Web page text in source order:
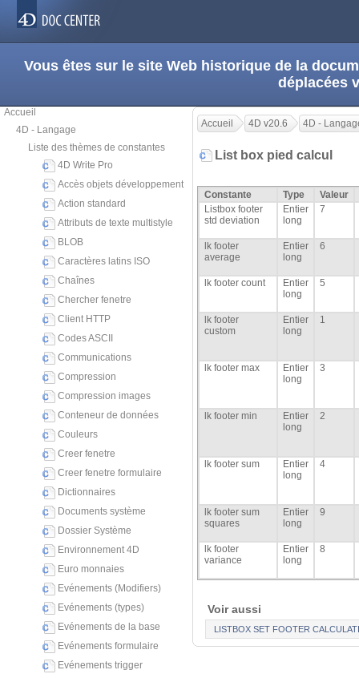
Vous êtes sur le site Web historique de la
déplacées
Accueil
4D - Langage
Liste des thèmes de constantes
4D Write Pro
Accès objets développement
Action standard
Attributs de texte multistyle
BLOB
Caractères latins ISO
Chaînes
Chercher fenetre
Client HTTP
Codes ASCII
Communications
Compression
Compression images
Conteneur de données
Couleurs
Creer fenetre
Creer fenetre formulaire
Dictionnaires
Documents système
Dossier Système
Environnement 4D
Euro monnaies
Evénements (Modifiers)
Evénements (types)
Evénements de la base
Evénements formulaire
Evénements trigger
Accueil 4D v20.6 4D -
List box pied calcul
Constante Type
Valeur
Listbox footer
std deviation
Entier
long
7
lk footer
average
Entier
long
6
lk footer count
Entier
long
5
lk footer
custom
Entier
long
1
lk footer max
Entier
long
3
lk footer min
Entier
long
2
lk footer sum
Entier
long
4
lk footer sum
squares
Entier
long
9
lk footer
variance
Entier
long
8
Voir aussi
LISTBOX SET FOOTER